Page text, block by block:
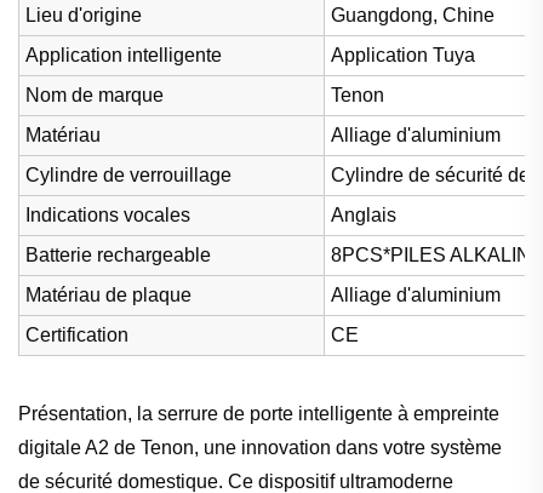
Lieu d'origine
Guangdong, Chine
Application intelligente
Application Tuya
Nom de marque
Tenon
Matériau
Alliage d'aluminium
Cylindre de verrouillage
Cylindre de sécurité de
Indications vocales
Anglais
Batterie rechargeable
8PCS*PILES
Matériau de plaque
Alliage d'aluminium
Certification
CE
Présentation, la serrure de porte intelligente à empreinte
digitale A2 de Tenon, une innovation dans votre système
de sécurité domestique. Ce dispositif ultramoderne